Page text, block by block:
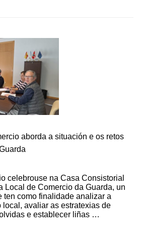
aborda a situación e os retos
celebrouse na Casa Consistorial
Local de Comercio da Guarda, un
ten como finalidade analizar a
avaliar as estratexias de
e establecer liñas …